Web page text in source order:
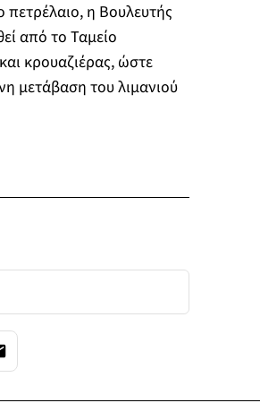
πετρέλαιο, η Βουλευτής
από το Ταμείο
κρουαζιέρας, ώστε
μετάβαση του λιμανιού